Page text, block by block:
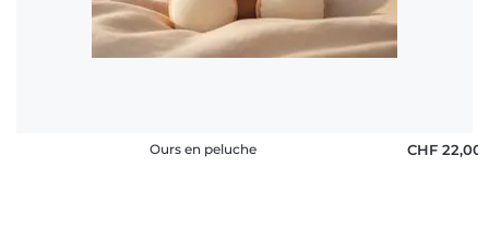
Ours en peluche CHF 22,00